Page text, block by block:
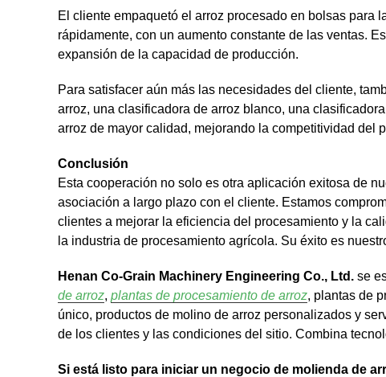
El cliente empaquetó el arroz procesado en bolsas para
rápidamente, con un aumento constante de las ventas.
expansión de la capacidad de producción.
Para satisfacer aún más las necesidades del cliente,
arroz, una clasificadora de arroz blanco, una
arroz de mayor calidad, mejorando la competitividad del
Conclusión
Esta cooperación no solo es otra aplicación exitosa de
asociación a largo plazo con el cliente. Estamos
clientes a mejorar la eficiencia del procesamiento y la
la industria de procesamiento agrícola. Su éxito es
Henan Co-Grain Machinery Engineering Co., Ltd. se
de arroz, plantas de procesamiento de arroz, plantas de
único, productos de molino de arroz personalizados y
de los clientes y las condiciones del sitio. Combina
Si está listo para iniciar un negocio de molienda de